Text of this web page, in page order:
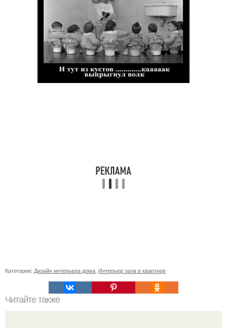
Категории: Дизайн интерьера дома Интерьер зала в квартире
Читайте также